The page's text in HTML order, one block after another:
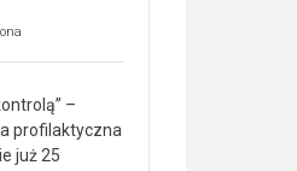
–
profilaktyczna
już 25